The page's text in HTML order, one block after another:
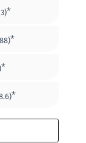
*
*
*
*